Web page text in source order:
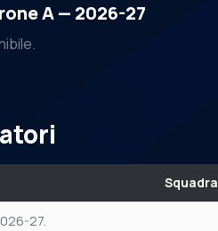
A — 2026-27
Squadra
27.